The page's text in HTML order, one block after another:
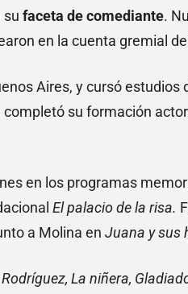
su faceta de comediante.
en la cuenta gremial
Aires, y cursó estudios
su formación
en los programas
El palacio de la risa.
a Molina en Juana y sus
La niñera,